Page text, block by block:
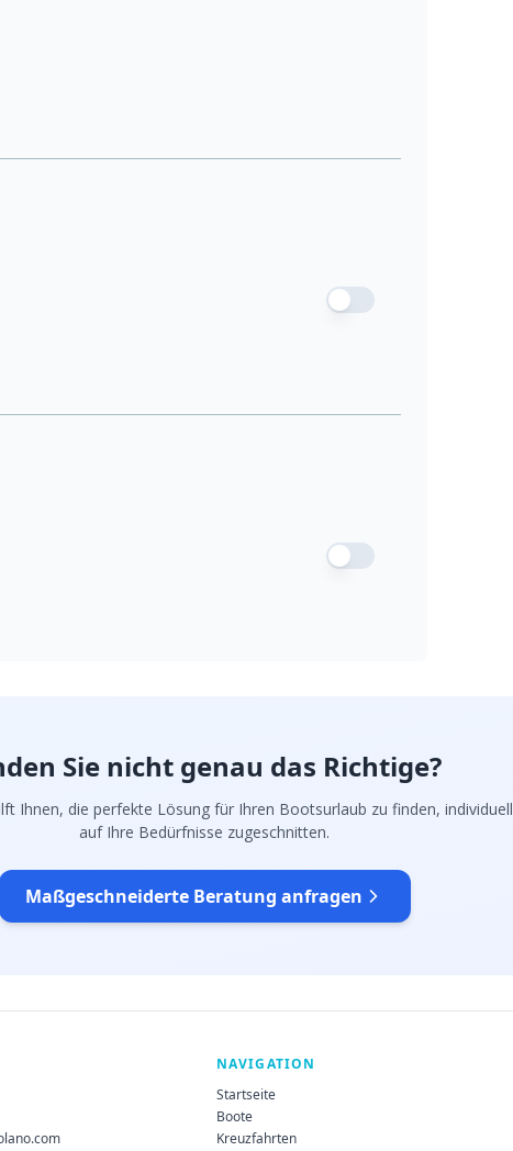
Sie nicht genau das Richtige?
Ihnen, die perfekte Lösung für Ihren Bootsurlaub zu finden, individuell
auf Ihre Bedürfnisse zugeschnitten.
Maßgeschneiderte Beratung anfragen
NAVIGATION
Startseite
Boote
Kreuzfahrten